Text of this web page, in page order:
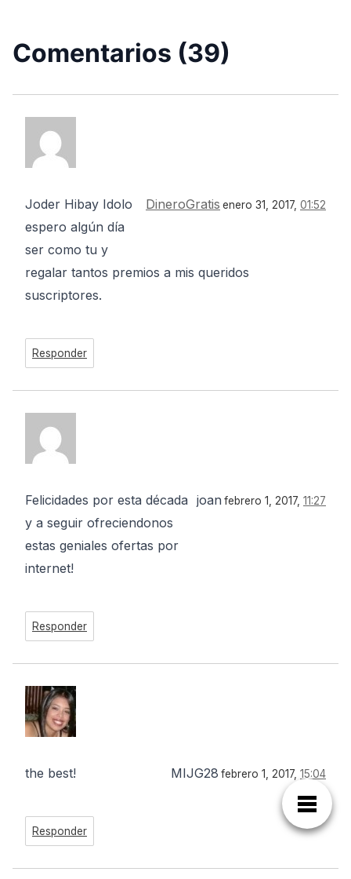
Comentarios (39)
DineroGratis enero 31, 2017, 01:52
Joder Hibay Idolo
espero algún día
ser como tu y
regalar tantos premios a mis queridos
suscriptores.
Responder
joan febrero 1, 2017, 11:27
Felicidades por esta década
y a seguir ofreciendonos
estas geniales ofertas por
internet!
Responder
MIJG28 febrero 1, 2017, 15:04
the best!
Responder